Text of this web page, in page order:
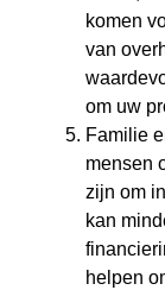
komen
van
om uw
Familie
mensen
zijn om
kan
helpen